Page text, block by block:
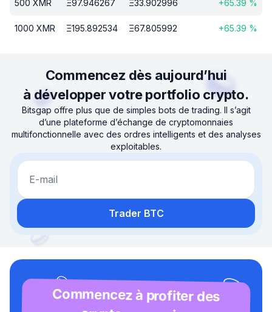
500 XMR Ξ97.946267 Ξ33.902996 +65.39 %
1000 XMR Ξ195.892534 Ξ67.805992 +65.39 %
Commencez dès aujourd’hui
à développer votre portfolio crypto.
Bitsgap offre plus que de simples bots de trading. Il s’agit
d’une plateforme d’échange de cryptomonnaies
multifonctionnelle avec des ordres intelligents et des analyses
exploitables.
E-mail
Trader BTC
Commencez à profiter des